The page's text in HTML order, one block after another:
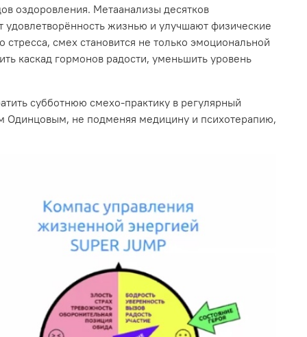
оздоровления. Метаанализы десятков
жизнью и улучшают физические
смех становится не только эмоциональной
каскад гормонов радости, уменьшить уровень
субботнюю смехо‑практику в регулярный
Одинцовым, не подменяя медицину и психотерапию,